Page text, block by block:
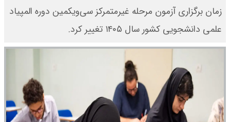
زمان برگزاری آزمون مرحله غیرمتمرکز سی‌ویکمین دوره المپیاد
علمی دانشجویی کشور سال ۱۴۰۵ تغییر کرد.